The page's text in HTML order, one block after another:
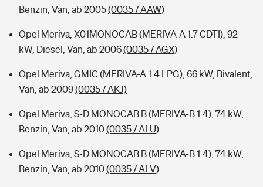
Benzin, Van, ab 2005(0035 / AAW)
Opel Meriva, X01MONOCAB (MERIVA-A 1.7 CDTI), 92
kW, Diesel, Van, ab 2006(0035 / AGX)
Opel Meriva, GMIC (MERIVA-A 1.4 LPG), 66 kW, Bivalent,
Van, ab 2009(0035 / AKJ)
Opel Meriva, S-D MONOCAB B (MERIVA-B 1.4), 74 kW,
Benzin, Van, ab 2010(0035 / ALU)
Opel Meriva, S-D MONOCAB B (MERIVA-B 1.4), 74 kW,
Benzin, Van, ab 2010(0035 / ALV)